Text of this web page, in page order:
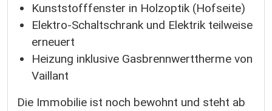
Kunststofffenster in Holzoptik (Hofseite)
Elektro-Schaltschrank und Elektrik teilweise
erneuert
Heizung inklusive Gasbrennwerttherme von
Vaillant
Die Immobilie ist noch bewohnt und steht ab